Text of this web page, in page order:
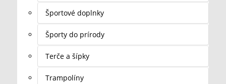
Športové doplnky
Športy do prírody
Terče a šípky
Trampolíny